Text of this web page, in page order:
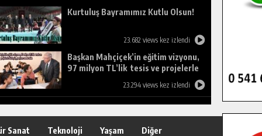
Kurtuluş Bayramımız Kutlu Olsun!
23.682 views kez izlendi
Başkan Mahçiçek’in eğitim vizyonu,
97 milyon TL’lik tesis ve projelerle
23.294 views kez izlendi
Sanat Teknoloji Yaşam Diğer